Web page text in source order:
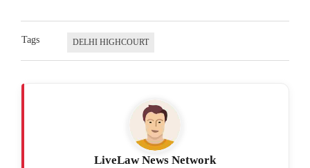
Tags DELHI HIGHCOURT
LiveLaw News Network